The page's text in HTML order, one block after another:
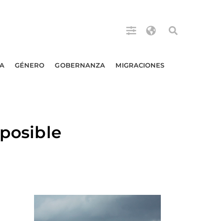
GÉNERO GOBERNANZA MIGRACIONES